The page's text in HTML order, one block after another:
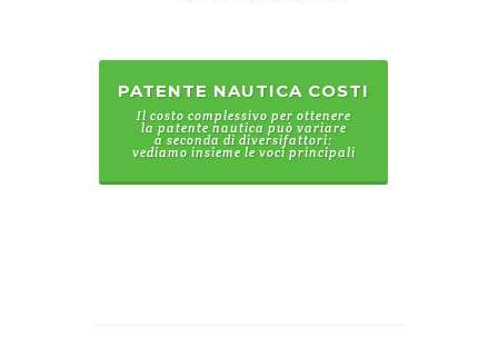
PATENTE NAUTICA COSTI
Il costo complessivo per ottenere
la patente nautica può variare
a seconda di diversifattori:
vediamo insieme le voci principali